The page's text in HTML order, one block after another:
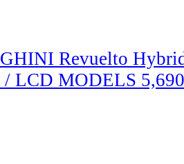
Revuelto
LCD MODELS